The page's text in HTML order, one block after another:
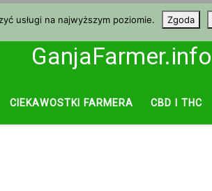
GanjaFarmer.info
CIEKAWOSTKI FARMERA CBD I THC
usługi na najwyższym poziomie. Zgoda